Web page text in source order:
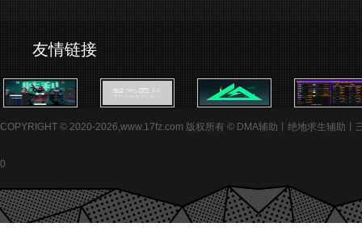
友情链接
COPYRIGHT © 2020-2026,www.17fz.com 版权所有 © DMA辅助丨绝地求生辅助丨
0